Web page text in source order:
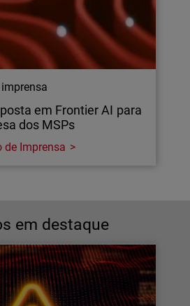
em Frontier AI para
dos MSPs
de Imprensa
em destaque